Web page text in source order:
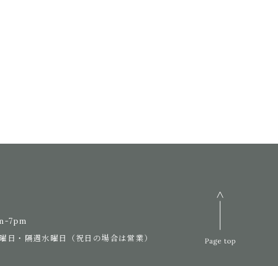
7pm
日・隔週水曜日（祝日の場合は営業）